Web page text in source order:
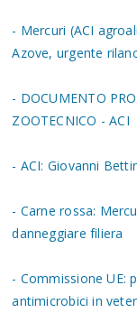
- Mercuri (ACI
Azove, urgente
- DOCUMENTO
ZOOTECNICO - ACI
- ACI: Giovanni
- Carne rossa:
danneggiare filiera
- Commissione UE:
antimicrobici in